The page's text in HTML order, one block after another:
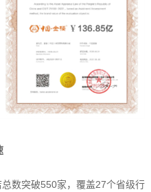
数突破550家，覆盖27个省级行